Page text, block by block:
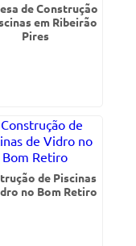
de Construção
em Ribeirão
Pires
de Piscinas
no Bom Retiro